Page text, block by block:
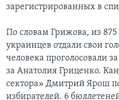
зарегистрированных в
По словам Грижова, из
украинцев отдали свои
человека проголосовали
за Анатолия Гриценко.
сектора» Дмитрий Ярош
избирателей. 6